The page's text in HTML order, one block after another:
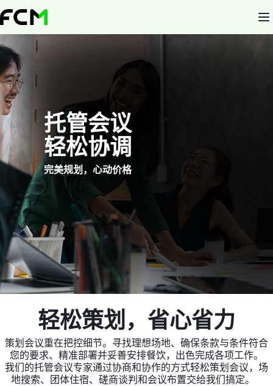
Skip
to
content
托管会议
轻松协调
完美规划，心动价格
轻松策划，省心省力
策划会议重在把控细节。寻找理想场地、确保条款与条件符合
您的要求、精准部署并妥善安排餐饮，出色完成各项工作。
我们的托管会议专家通过协商和协作的方式轻松策划会议，场
地搜索、团体住宿、磋商谈判和会议布置交给我们搞定。